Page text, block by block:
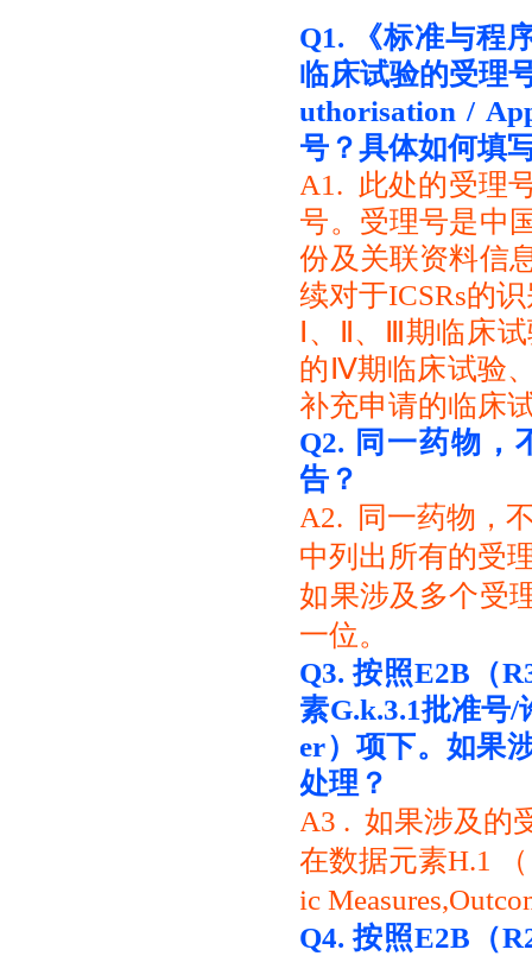
Q1.
《标准与程
临床试验的受理
uthorisation /
号？具体如何填
A1. 此处的受理
号。受理号是中
份及关联资料信
续对于ICSRs的
Ⅰ、Ⅱ、Ⅲ期临床
的Ⅳ期临床试验
补充申请的临床
Q2. 同一药物，
告？
A2. 同一药物，
中列出所有的受
如果涉及多个受
一位。
Q3.按照E2B（
素G.k.3.1批准号
er）项下。 如果
处理？
A3 . 如果涉及的
在数据元素H.1 （
ic
Q4.按照E2B（